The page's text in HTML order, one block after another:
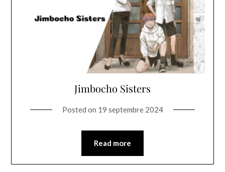
Jimbocho Sisters
Posted on 19 septembre 2024
Read more